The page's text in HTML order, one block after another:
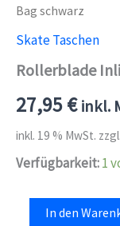
Bag schwarz
Skate Taschen
Rollerblade
27,95€ inkl.
inkl. 19 % MwSt. zzgl.
Verfügbarkeit:1
Rollerblade
In den